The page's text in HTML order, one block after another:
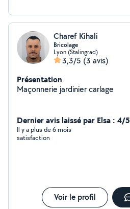
Charef Kihali
Bricolage
Lyon (Stalingrad)
3,3/5 (3 avis)
Présentation
Maçonnerie jardinier carlage
Dernier avis laissé par Elsa : 4/5
Il y a plus de 6 mois
satisfaction
Voir le profil